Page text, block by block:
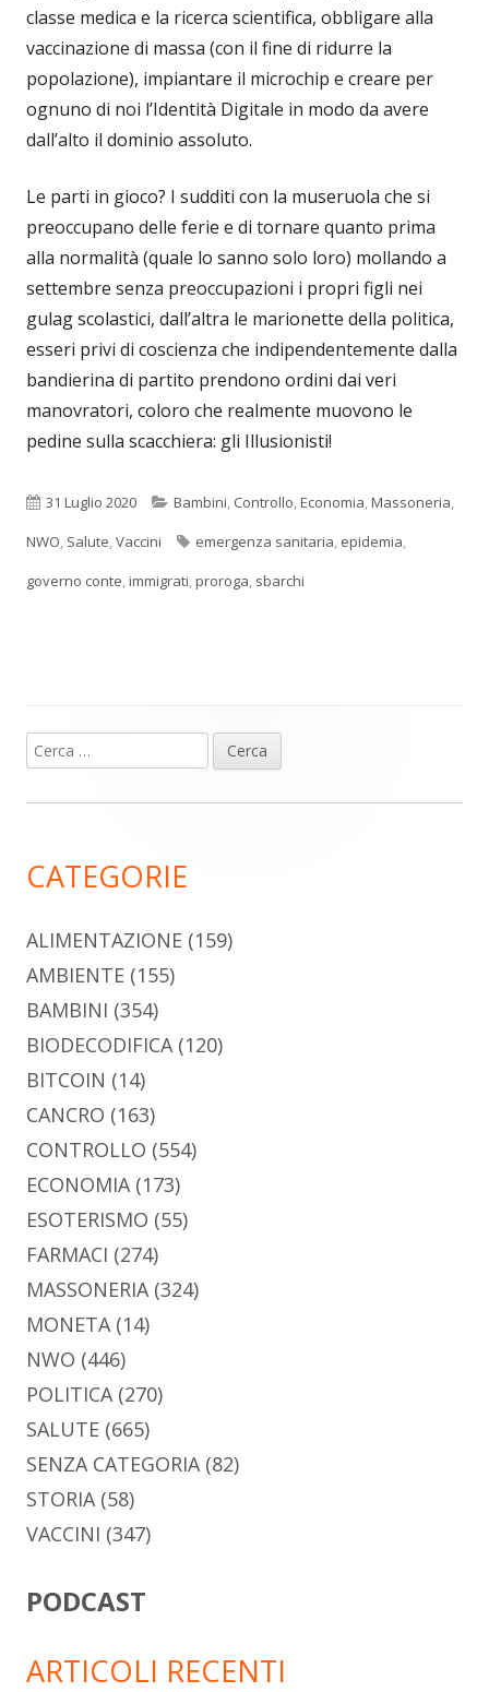
classe medica e la ricerca scientifica, obbligare alla
vaccinazione di massa (con il fine di ridurre la
popolazione), impiantare il microchip e creare per
ognuno di noi l’Identità Digitale in modo da avere
dall’alto il dominio assoluto.
Le parti in gioco? I sudditi con la museruola che si
preoccupano delle ferie e di tornare quanto prima
alla normalità (quale lo sanno solo loro) mollando a
settembre senza preoccupazioni i propri figli nei
gulag scolastici, dall’altra le marionette della politica,
esseri privi di coscienza che indipendentemente dalla
bandierina di partito prendono ordini dai veri
manovratori, coloro che realmente muovono le
pedine sulla scacchiera: gli Illusionisti!
Pubblicato
31 Luglio 2020 Categorie
Bambini, Controllo,Economia,Massoneria,
NWO, Salute,Vaccini Tag
emergenza sanitaria, epidemia,
governo conte,immigrati,proroga, sbarchi
Barra
laterale
Ricerca
per:
CATEGORIE
ALIMENTAZIONE (159)
AMBIENTE (155)
BAMBINI (354)
BIODECODIFICA(120)
BITCOIN (14)
CANCRO (163)
CONTROLLO (554)
ECONOMIA(173)
ESOTERISMO (55)
FARMACI (274)
MASSONERIA(324)
MONETA(14)
NWO (446)
POLITICA(270)
SALUTE (665)
SENZA CATEGORIA(82)
STORIA(58)
VACCINI (347)
PODCAST
ARTICOLI RECENTI